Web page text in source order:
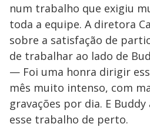
num trabalho que exigiu
toda a equipe. A diretora
sobre a satisfação de
de trabalhar ao lado de
— Foi uma honra dirigir
mês muito intenso, com
gravações por dia. E
esse trabalho de perto.